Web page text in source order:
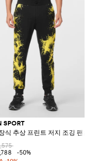
셔츠
SPORT
식 추상 프린트 저지 조깅 팬츠
-50%